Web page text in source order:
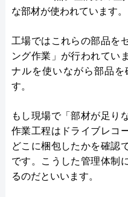
な部材が使われています。
工場ではこれらの部品を
ング作業」が行われてい
ナルを使いながら部品
す。
もし現場で「部材が足り
作業工程はドライブレコ
どこに梱包したかを確認
です。こうした管理体制
るのだといいます。